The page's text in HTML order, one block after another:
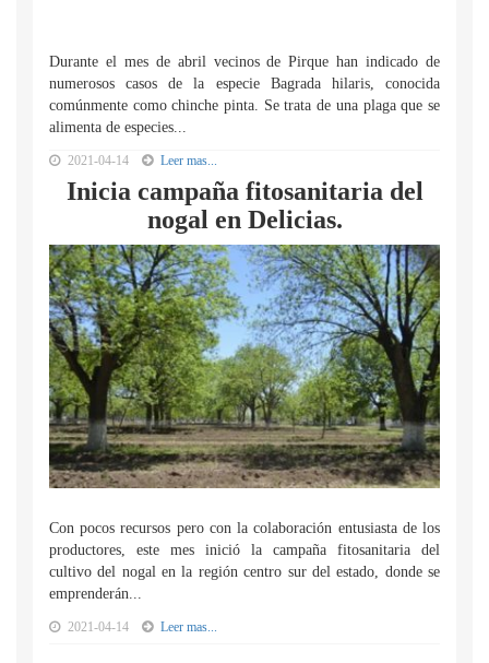
Durante el mes de abril vecinos de Pirque han indicado de
numerosos casos de la especie Bagrada hilaris, conocida
comúnmente como chinche pinta. Se trata de una plaga que se
alimenta de especies...
2021-04-14 Leer mas...
Inicia campaña fitosanitaria del
nogal en Delicias.
Con pocos recursos pero con la colaboración entusiasta de los
productores, este mes inició la campaña fitosanitaria del
cultivo del nogal en la región centro sur del estado, donde se
emprenderán...
2021-04-14 Leer mas...